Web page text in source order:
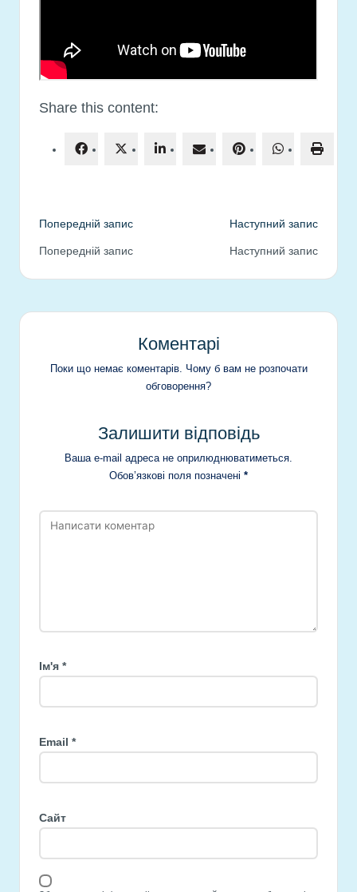
Share this content:
Навігація
по
Попередній запис
Попередній запис
Наступний запис
Наступний запис
Коментарі
Поки що немає коментарів. Чому б вам не розпочати
обговорення?
Залишити відповідь
Ваша e-mail адреса не оприлюднюватиметься.
Обов’язкові поля позначені *
Ім'я *
Email *
Сайт